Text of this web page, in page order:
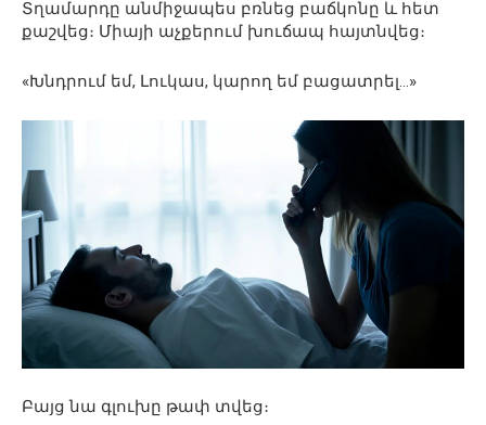
Տղամարդը անմիջապես բռնեց բաճկոնը և հետ
քաշվեց։ Միայի աչքերում խուճապ հայտնվեց։
«Խնդրում եմ, Լուկաս, կարող եմ բացատրել…»
Բայց նա գլուխը թափ տվեց։